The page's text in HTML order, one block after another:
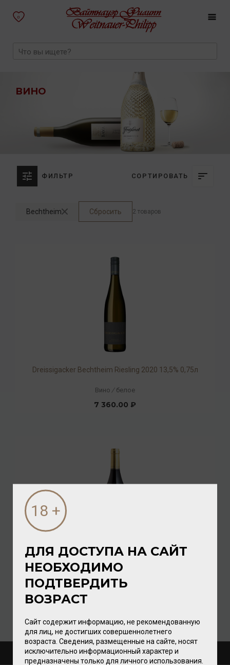
0
ВИНО
ФИЛЬТР СОРТИРОВАТЬ
Bechtheim Сбросить 2 товаров
Dreissigacker Beсhtheim Riesling 2020 13,5% 0,75л
Вино / белое
7 360.00 ₽
Dreissigacker Wunderwerk Spatburgunder 2017 13,5%
0,75л
Вино/ красное
О КОМПАНИИ
ДЛЯ ДОСТУПА НА САЙТ
НЕОБХОДИМО
ПОДТВЕРДИТЬ
ВОЗРАСТ
Сайт содержит информацию, не рекомендованную
для лиц, не достигших совершеннолетнего
возраста. Сведения, размещенные на сайте, носят
исключительно информационный характер и
предназначены только для личного использования.